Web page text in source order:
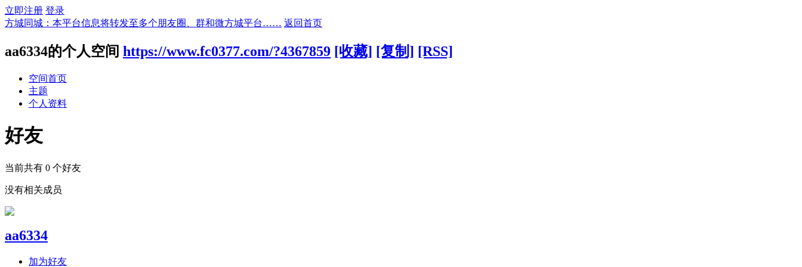
立即注册 登录
方城同城：本平台信息将转发至多个朋友圈、群和微方城平台…… 返回首页
aa6334的个人空间 https://www.fc0377.com/?4367859 [收藏] [复制] [RSS]
空间首页
主题
个人资料
好友
当前共有 0 个好友
没有相关成员
aa6334
加为好友